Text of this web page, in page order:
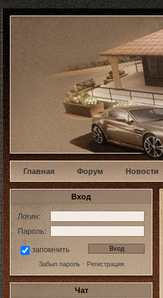
w
Главная Форум Новости
Вход
Логин:
Пароль:
запомнить
Забыл пароль· Регистрация
Чат